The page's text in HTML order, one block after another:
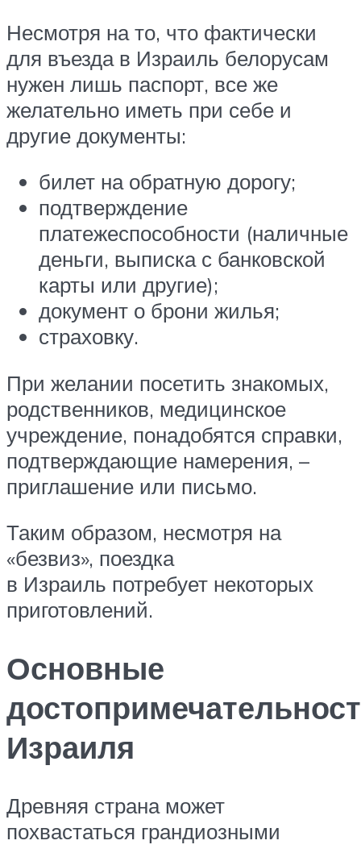
Несмотря на то, что фактически
для въезда в Израиль белорусам
нужен лишь паспорт, все же
желательно иметь при себе и
другие документы:
билет на обратную дорогу;
подтверждение
платежеспособности (наличные
деньги, выписка с банковской
карты или другие);
документ о брони жилья;
страховку.
При желании посетить знакомых,
родственников, медицинское
учреждение, понадобятся справки,
подтверждающие намерения, –
приглашение или письмо.
Таким образом, несмотря на
«безвиз», поездка
в Израиль потребует некоторых
приготовлений.
Основные
Израиля
Древняя страна может
похвастаться грандиозными